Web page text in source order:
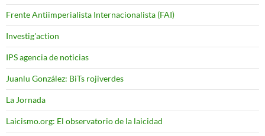
Frente Antiimperialista Internacionalista (FAI)
Investig'action
IPS agencia de noticias
Juanlu González: BiTs rojiverdes
La Jornada
Laicismo.org: El observatorio de la laicidad